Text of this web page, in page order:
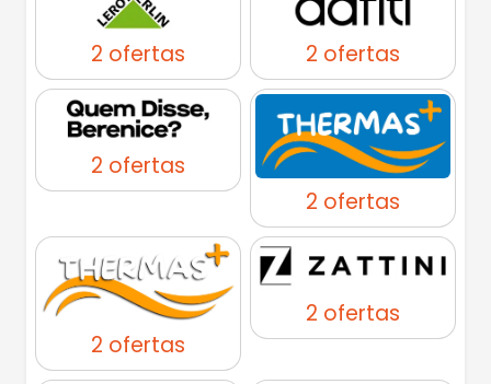
2 ofertas 2 ofertas
2 ofertas
2 ofertas
2 ofertas
2 ofertas